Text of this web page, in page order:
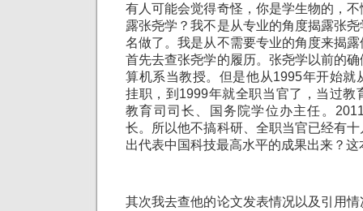
有人可能会觉得奇怪，你是学生物的，
露张尧学？我不是从专业的角度揭露张
名做了。我是从不需要专业的角度来揭
首先去查张尧学的履历。张尧学以前的
算机系当教授。但是他从1995年开始就
挂职，到1999年就全职当官了，当过教
教育司司长、国务院学位办主任。
长。所以他不搞科研、全职当官已经有
出代表中国科技最高水平的成果出来？
其次我去查他的论文发表情况以及引用